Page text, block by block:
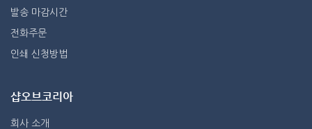
발송 마감시간
전화주문
인쇄 신청방법
샵오브코리아
회사 소개